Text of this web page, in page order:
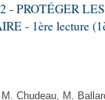
- PROTÉGER
- 1ère lecture
Chudeau, M.